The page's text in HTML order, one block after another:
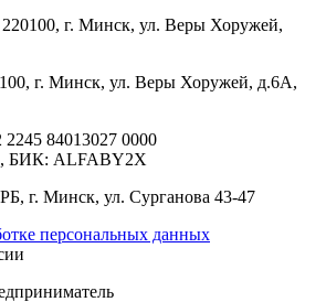
220100, г. Минск, ул. Веры Хоружей,
г. Минск, ул. Веры Хоружей, д.6А,
84013027 0000
БИК: ALFABY2X
г. Минск, ул. Сурганова 43-47
персональных данных